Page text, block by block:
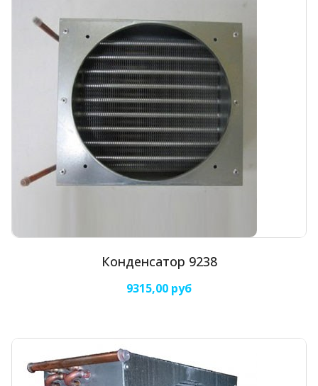
Конденсатор 9238
9315,00 руб